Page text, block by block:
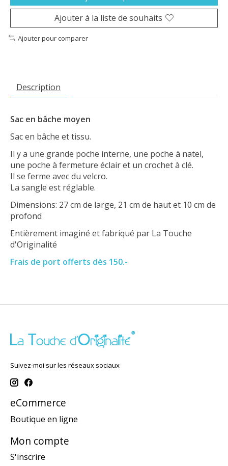
Ajouter à la liste de souhaits
Ajouter pour comparer
Description
Sac en bâche moyen
Sac en bâche et tissu.
Il y a une grande poche interne, une poche à natel,
une poche à fermeture éclair et un crochet à clé.
Il se ferme avec du velcro.
La sangle est réglable.
Dimensions: 27 cm de large, 21 cm de haut et 10 cm de
profond
Entièrement imaginé et fabriqué par La Touche
d'Originalité
Frais de port offerts dès 150.-
Suivez-moi sur les réseaux sociaux
eCommerce
Boutique en ligne
Mon compte
S'inscrire